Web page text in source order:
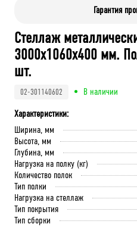
Гарантия
Стеллаж
3000x1060x400 мм.
шт.
02-301140602
В наличии
Характеристики:
Ширина, мм
Высота, мм
Глубина, мм
Нагрузка на полку (кг)
Количество полок
Тип полки
Нагрузка на стеллаж
Тип покрытия
Тип сборки